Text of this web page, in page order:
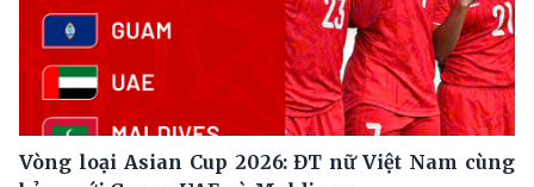
Vòng loại Asian Cup 2026: ĐT nữ Việt Nam cùng